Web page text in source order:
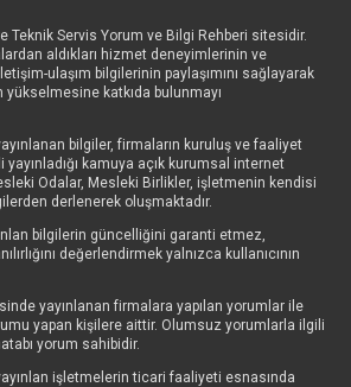
Teknik Servis Yorum ve Bilgi Rehberi sitesidir.
aldıkları hizmet deneyimlerinin ve
ulaşım bilgilerinin paylaşımını sağlayarak
katkıda bulunmayı
bilgiler, firmaların kuruluş ve faaliyet
kamuya açık kurumsal internet
Odalar, Mesleki Birlikler, işletmenin kendisi
derlenerek oluşmaktadır.
bilgilerin güncelliğini garanti etmez,
değerlendirmek yalnızca kullanıcının
yayınlanan firmalara yapılan yorumlar ile
yapan kişilere aittir. Olumsuz yorumlarla ilgili
yorum sahibidir.
işletmelerin ticari faaliyeti esnasında